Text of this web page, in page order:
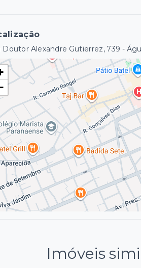
Doutor Alexandre Gutierrez, 739 -
Imóveis